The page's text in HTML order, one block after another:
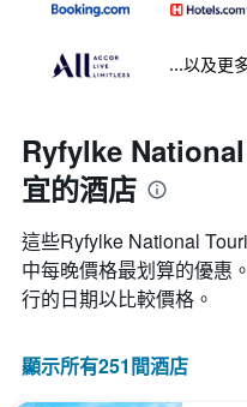
...以及更
Ryfylke
宜的酒店
這些Ryfylke National
中每晚價格最划算的優惠
行的日期以比較價格。
顯示所有251間酒店